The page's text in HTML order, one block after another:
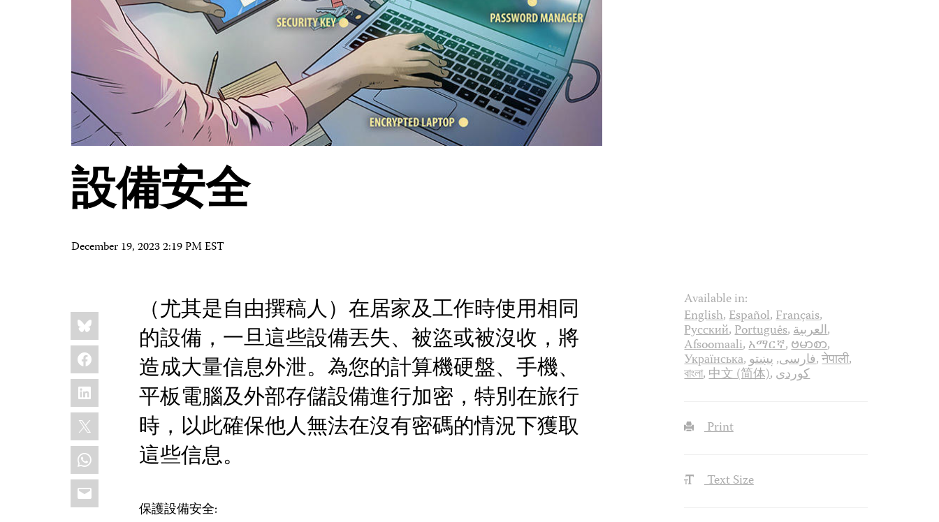
設備安全
December 19, 2023 2:19 PM EST
Share
this:
Bluesky
Facebook
LinkedIn
X
WhatsApp
Email
（尤其是自由撰稿人）在居家及工作時使用相同
的設備，一旦這些設備丟失、被盜或被沒收，將
造成大量信息外泄。為您的計算機硬盤、手機、
平板電腦及外部存儲設備進行加密，特別在旅行
時，以此確保他人無法在沒有密碼的情況下獲取
這些信息。
保護設備安全:
Available in:
English,Español,Français,
Русский,Português,العربية,
Afsoomaali,አማርኛ,ဗမာစာ,
Українська, فارسی,پښتو ,नेपाली,
বাংলা,中文 (简体), کوردی
Print
Text Size